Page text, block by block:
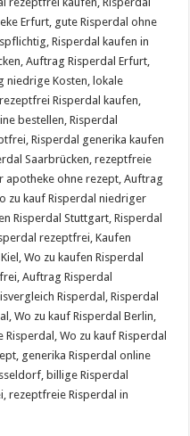
Erfurt, gute Risperdal ohne
Risperdal kaufen in
Auftrag Risperdal Erfurt,
niedrige Kosten, lokale
Risperdal kaufen,
bestellen, Risperdal
Risperdal generika kaufen
Saarbrücken, rezeptfreie
apotheke ohne rezept, Auftrag
zu kauf Risperdal niedriger
Risperdal Stuttgart, Risperdal
rezeptfrei, Kaufen
Wo zu kaufen Risperdal
Auftrag Risperdal
Risperdal, Risperdal
Wo zu kauf Risperdal Berlin,
Wo zu kauf Risperdal
generika Risperdal online
billige Risperdal
rezeptfreie Risperdal in